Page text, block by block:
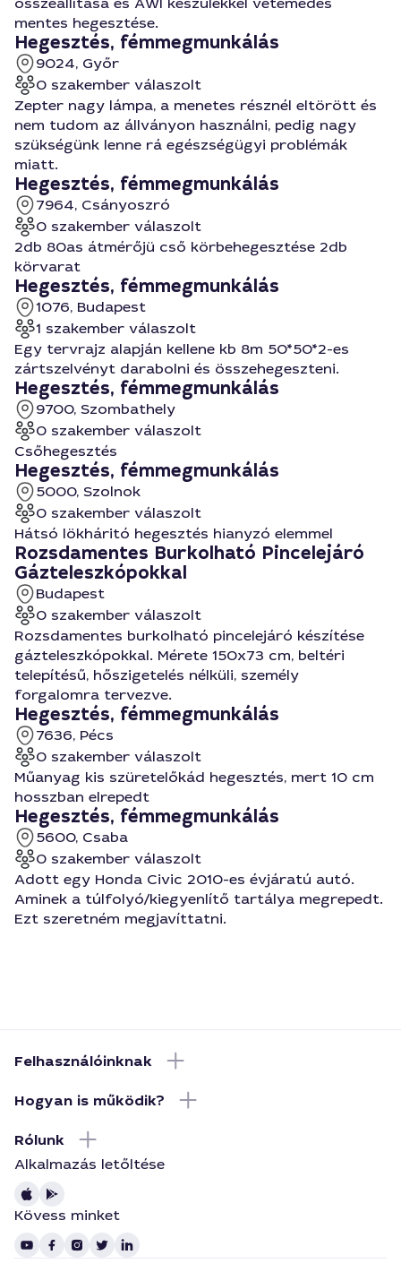
mentes hegesztése.
Hegesztés, fémmegmunkálás
9024, Győr
0 szakember válaszolt
Zepter nagy lámpa, a menetes résznél eltörött és
nem tudom az állványon használni, pedig nagy
szükségünk lenne rá egészségügyi problémák
miatt.
Hegesztés, fémmegmunkálás
7964, Csányoszró
0 szakember válaszolt
2db 80as átmérőjü cső körbehegesztése 2db
körvarat
Hegesztés, fémmegmunkálás
1076, Budapest
1 szakember válaszolt
Egy tervrajz alapján kellene kb 8m 50*50*2-es
zártszelvényt darabolni és összehegeszteni.
Hegesztés, fémmegmunkálás
9700, Szombathely
0 szakember válaszolt
Csőhegesztés
Hegesztés, fémmegmunkálás
5000, Szolnok
0 szakember válaszolt
Hátsó lökháritó hegesztés hianyzó elemmel
Rozsdamentes Burkolható Pincelejáró
Gázteleszkópokkal
Budapest
0 szakember válaszolt
Rozsdamentes burkolható pincelejáró készítése
gázteleszkópokkal. Mérete 150x73 cm, beltéri
telepítésű, hőszigetelés nélküli, személy
forgalomra tervezve.
Hegesztés, fémmegmunkálás
7636, Pécs
0 szakember válaszolt
Műanyag kis szüretelőkád hegesztés, mert 10 cm
hosszban elrepedt
Hegesztés, fémmegmunkálás
5600, Csaba
0 szakember válaszolt
Adott egy Honda Civic 2010-es évjáratú autó.
Aminek a túlfolyó/kiegyenlítő tartálya megrepedt.
Ezt szeretném megjavíttatni.
Felhasználóinknak
Hogyan is működik?
Rólunk
Alkalmazás letőltése
Kövess minket